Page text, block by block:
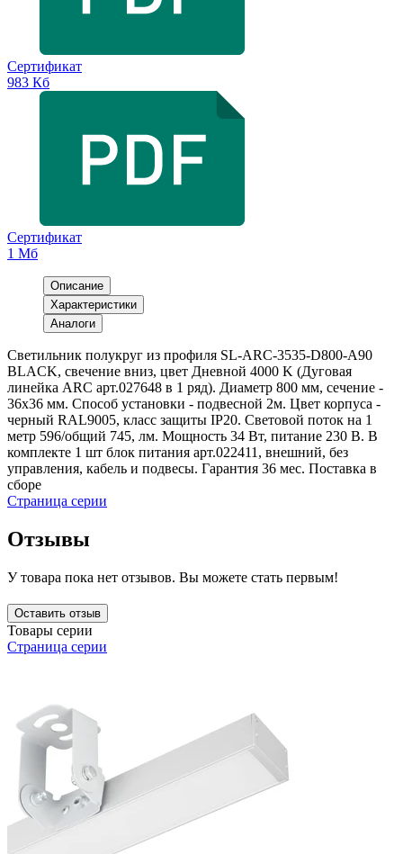
Сертификат
983 Кб
Сертификат
1 Мб
Описание
Характеристики
Аналоги
Светильник полукруг из профиля SL-ARC-3535-D800-A90
BLACK, свечение вниз, цвет Дневной 4000 K (Дуговая
линейка ARC арт.027648 в 1 ряд). Диаметр 800 мм, сечение -
36x36 мм. Способ установки - подвесной 2м. Цвет корпуса -
черный RAL9005, класс защиты IP20. Световой поток на 1
метр 596/общий 745, лм. Мощность 34 Вт, питание 230 В. В
комплекте 1 шт блок питания арт.022411, внешний, без
управления, кабель и подвесы. Гарантия 36 мес. Поставка в
сборе
Страница серии
Отзывы
У товара пока нет отзывов. Вы можете стать первым!
Оставить отзыв
Товары серии
Страница серии